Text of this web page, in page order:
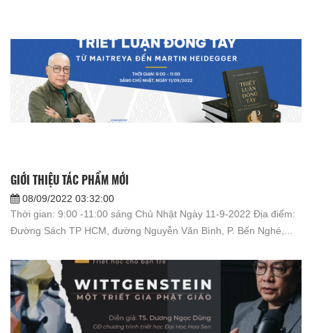
GIỚI THIỆU TÁC PHẨM MỚI
08/09/2022 03:32:00
Thời gian: 9:00 -11:00 sáng Chủ Nhật Ngày 11-9-2022 Địa điểm:
Đường Sách TP HCM, đường Nguyễn Văn Bình, P. Bến Nghé,...